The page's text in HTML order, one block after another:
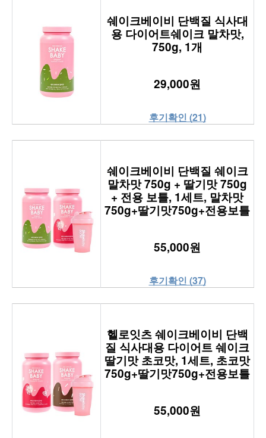
쉐이크베이비 단백질 식사대
용 다이어트쉐이크 말차맛,
750g, 1개
29,000원
후기확인 (21)
쉐이크베이비 단백질 쉐이크
말차맛 750g + 딸기맛 750g
+ 전용 보틀, 1세트, 말차맛
750g+딸기맛750g+전용보틀
55,000원
후기확인 (37)
헬로잇츠 쉐이크베이비 단백
질 식사대용 다이어트 쉐이크
딸기맛 초코맛, 1세트, 초코맛
750g+딸기맛750g+전용보틀
55,000원